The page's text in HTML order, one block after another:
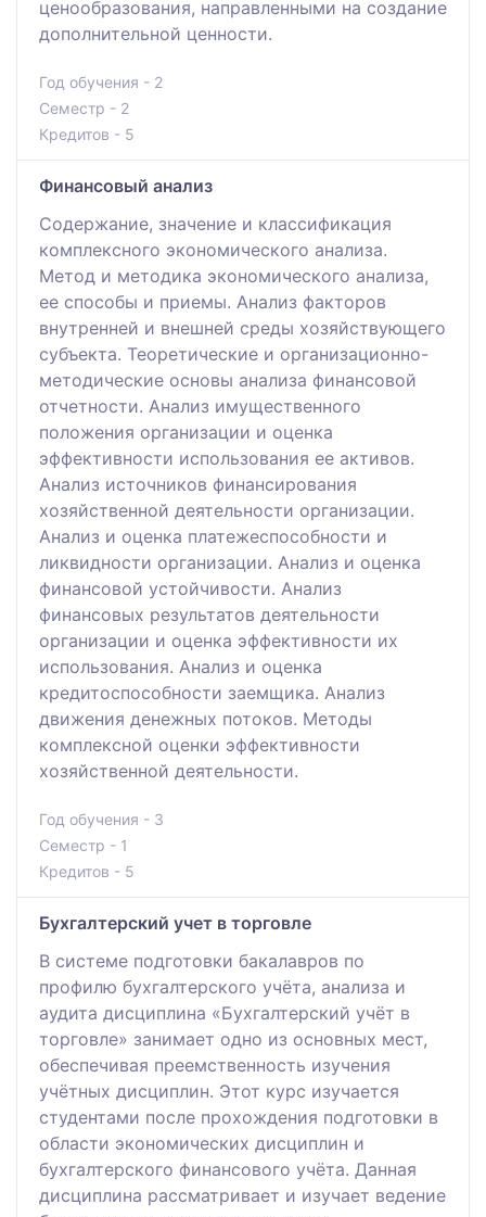
ценообразования, направленными на создание
дополнительной ценности.
Год обучения - 2
Семестр - 2
Кредитов - 5
Финансовый анализ
Содержание, значение и классификация
комплексного экономического анализа.
Метод и методика экономического анализа,
ее способы и приемы. Анализ факторов
внутренней и внешней среды хозяйствующего
субъекта. Теоретические и организационно-
методические основы анализа финансовой
отчетности. Анализ имущественного
положения организации и оценка
эффективности использования ее активов.
Анализ источников финансирования
хозяйственной деятельности организации.
Анализ и оценка платежеспособности и
ликвидности организации. Анализ и оценка
финансовой устойчивости. Анализ
финансовых результатов деятельности
организации и оценка эффективности их
использования. Анализ и оценка
кредитоспособности заемщика. Анализ
движения денежных потоков. Методы
комплексной оценки эффективности
хозяйственной деятельности.
Год обучения - 3
Семестр - 1
Кредитов - 5
Бухгалтерский учет в торговле
В системе подготовки бакалавров по
профилю бухгалтерского учёта, анализа и
аудита дисциплина «Бухгалтерский учёт в
торговле» занимает одно из основных мест,
обеспечивая преемственность изучения
учётных дисциплин. Этот курс изучается
студентами после прохождения подготовки в
области экономических дисциплин и
бухгалтерского финансового учёта. Данная
дисциплина рассматривает и изучает ведение